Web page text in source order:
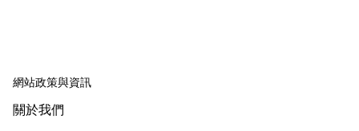
網站政策與資訊
關於我們